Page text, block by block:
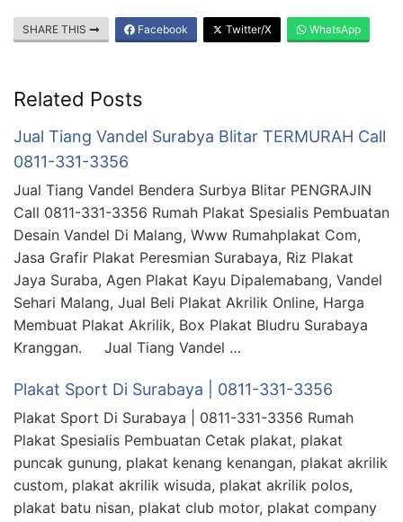
SHARE THIS Facebook Twitter/X WhatsApp
Related Posts
Jual Tiang Vandel Surabya Blitar TERMURAH Call
0811-331-3356
Jual Tiang Vandel Bendera Surbya Blitar PENGRAJIN
Call 0811-331-3356 Rumah Plakat Spesialis Pembuatan
Desain Vandel Di Malang, Www Rumahplakat Com,
Jasa Grafir Plakat Peresmian Surabaya, Riz Plakat
Jaya Suraba, Agen Plakat Kayu Dipalemabang, Vandel
Sehari Malang, Jual Beli Plakat Akrilik Online, Harga
Membuat Plakat Akrilik, Box Plakat Bludru Surabaya
Kranggan. Jual Tiang Vandel …
Plakat Sport Di Surabaya | 0811-331-3356
Plakat Sport Di Surabaya | 0811-331-3356 Rumah
Plakat Spesialis Pembuatan Cetak plakat, plakat
puncak gunung, plakat kenang kenangan, plakat akrilik
custom, plakat akrilik wisuda, plakat akrilik polos,
plakat batu nisan, plakat club motor, plakat company